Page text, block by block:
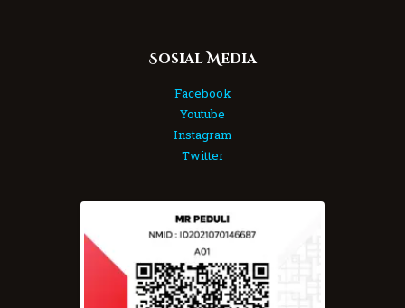
Sosial Media
Facebook
Youtube
Instagram
Twitter